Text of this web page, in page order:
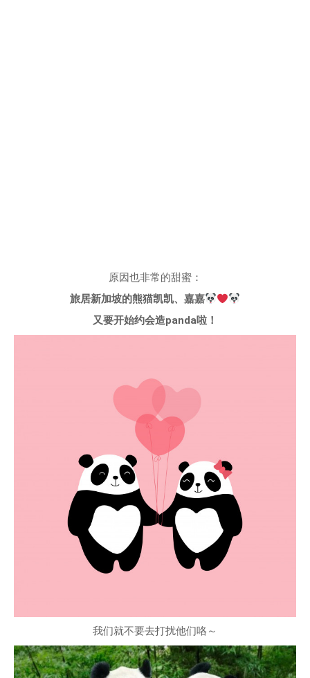
原因也非常的甜蜜：
旅居新加坡的熊猫凯凯、嘉嘉
又要开始约会造panda啦！
我们就不要去打扰他们咯～